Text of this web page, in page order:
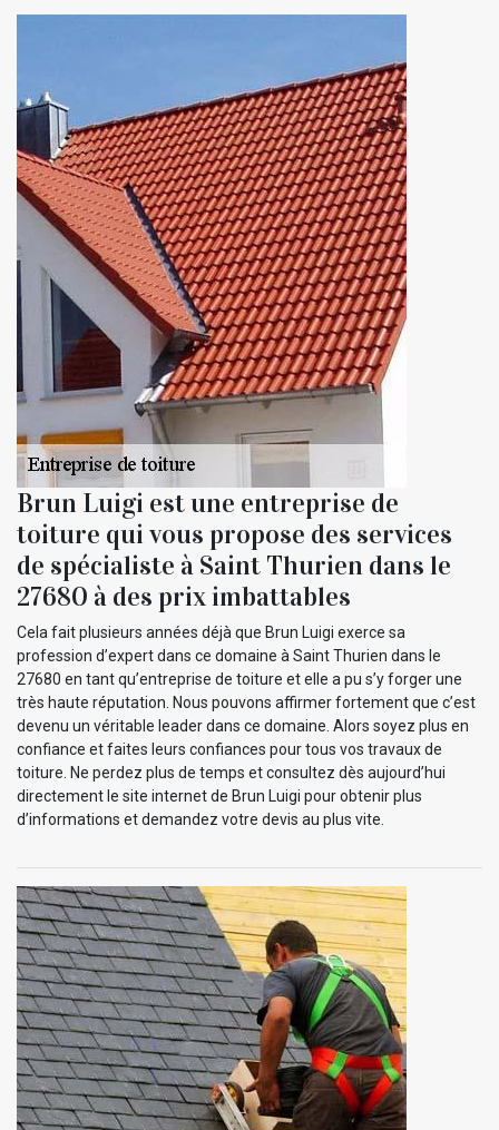
Brun Luigi est une entreprise de
toiture qui vous propose des services
de spécialiste à Saint Thurien dans le
27680 à des prix imbattables
Cela fait plusieurs années déjà que Brun Luigi exerce sa
profession d’expert dans ce domaine à Saint Thurien dans le
27680 en tant qu’entreprise de toiture et elle a pu s’y forger une
très haute réputation. Nous pouvons affirmer fortement que c’est
devenu un véritable leader dans ce domaine. Alors soyez plus en
confiance et faites leurs confiances pour tous vos travaux de
toiture. Ne perdez plus de temps et consultez dès aujourd’hui
directement le site internet de Brun Luigi pour obtenir plus
d’informations et demandez votre devis au plus vite.